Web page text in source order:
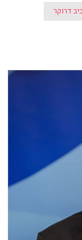
דרוקר